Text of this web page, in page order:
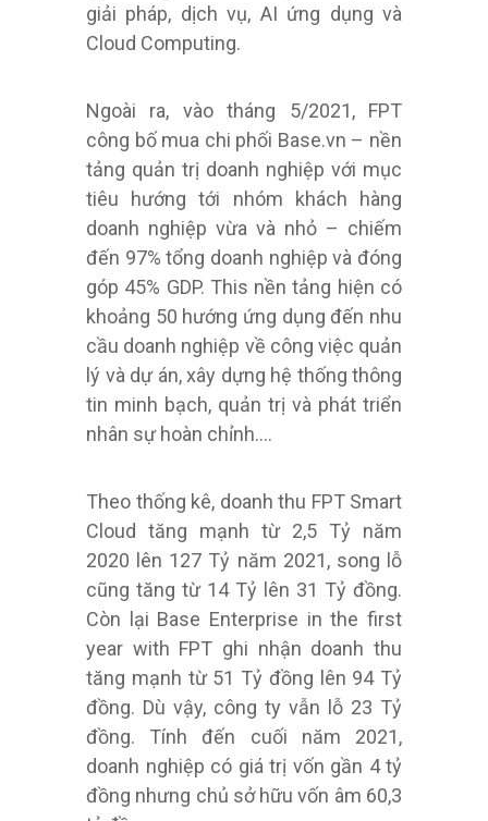
giải pháp, dịch vụ, AI ứng dụng và
Cloud Computing.
Ngoài ra, vào tháng 5/2021, FPT
công bố mua chi phối Base.vn – nền
tảng quản trị doanh nghiệp với mục
tiêu hướng tới nhóm khách hàng
doanh nghiệp vừa và nhỏ – chiếm
đến 97% tổng doanh nghiệp và đóng
góp 45% GDP. This nền tảng hiện có
khoảng 50 hướng ứng dụng đến nhu
cầu doanh nghiệp về công việc quản
lý và dự án, xây dựng hệ thống thông
tin minh bạch, quản trị và phát triển
nhân sự hoàn chỉnh….
Theo thống kê, doanh thu FPT Smart
Cloud tăng mạnh từ 2,5 Tỷ năm
2020 lên 127 Tỷ năm 2021, song lỗ
cũng tăng từ 14 Tỷ lên 31 Tỷ đồng.
Còn lại Base Enterprise in the first
year with FPT ghi nhận doanh thu
tăng mạnh từ 51 Tỷ đồng lên 94 Tỷ
đồng. Dù vậy, công ty vẫn lỗ 23 Tỷ
đồng. Tính đến cuối năm 2021,
doanh nghiệp có giá trị vốn gần 4 tỷ
đồng nhưng chủ sở hữu vốn âm 60,3